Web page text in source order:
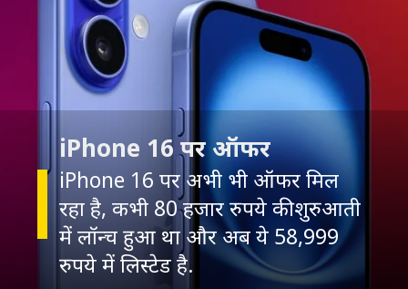
iPhone 16 पर अभी भी ऑफर मिल
रहा है, कभी 80 हजार रुपये की शुरुआती
में लॉन्च हुआ था और अब ये 58,999
रुपये में लिस्टेड है.
iPhone 16 पर ऑफर